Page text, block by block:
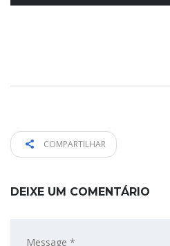
COMPARTILHAR
DEIXE UM COMENTÁRIO